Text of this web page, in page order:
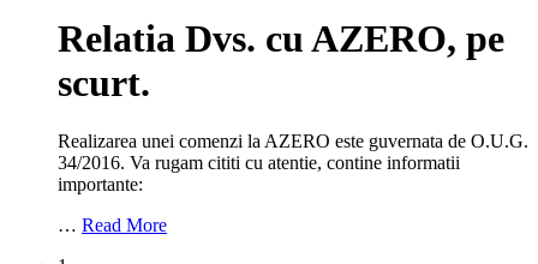
Relatia Dvs. cu AZERO, pe
scurt.
Realizarea unei comenzi la AZERO este guvernata de O.U.G.
34/2016. Va rugam cititi cu atentie, contine informatii
importante:
… Read More